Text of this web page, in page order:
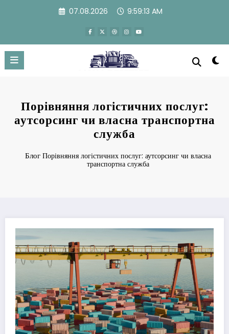
07.08.2026 9:59:13 AM
Порівняння логістичних послуг:
аутсорсинг чи власна транспортна
служба
Блог Порівняння логістичних послуг: аутсорсинг чи власна
транспортна служба